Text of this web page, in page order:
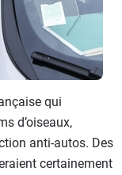
qui
d’oiseaux,
anti-autos. Des
certainement